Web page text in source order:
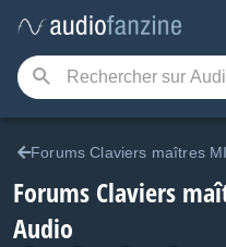
Forums Claviers maîtres
Forums Claviers
Audio